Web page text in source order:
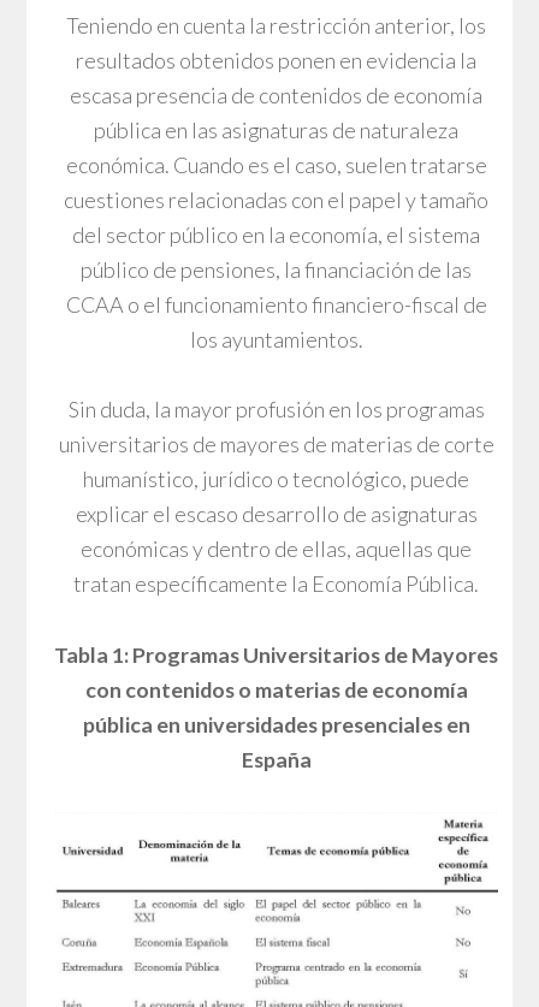
Teniendo en cuenta la restricción anterior, los
resultados obtenidos ponen en evidencia la
escasa presencia de contenidos de economía
pública en las asignaturas de naturaleza
económica. Cuando es el caso, suelen tratarse
cuestiones relacionadas con el papel y tamaño
del sector público en la economía, el sistema
público de pensiones, la financiación de las
CCAA o el funcionamiento financiero-fiscal de
los ayuntamientos.
Sin duda, la mayor profusión en los programas
universitarios de mayores de materias de corte
humanístico, jurídico o tecnológico, puede
explicar el escaso desarrollo de asignaturas
económicas y dentro de ellas, aquellas que
tratan específicamente la Economía Pública.
Tabla 1: Programas Universitarios de Mayores
con contenidos o materias de economía
pública en universidades presenciales en
España